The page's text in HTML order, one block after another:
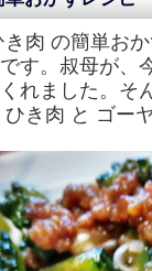
肉 の簡単お
す。叔母が、
れました。そ
ひき肉 と ゴー